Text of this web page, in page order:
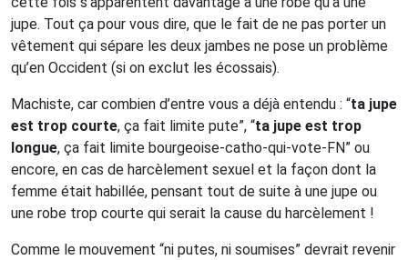
jupe. Tout ça pour vous dire, que le fait de ne pas porter un
vêtement qui sépare les deux jambes ne pose un problème
qu’en Occident (si on exclut les écossais).
Machiste, car combien d’entre vous a déjà entendu : “ta jupe
est trop courte, ça fait limite pute”, “ta jupe est trop
longue, ça fait limite bourgeoise-catho-qui-vote-FN” ou
encore, en cas de harcèlement sexuel et la façon dont la
femme était habillée, pensant tout de suite à une jupe ou
une robe trop courte qui serait la cause du harcèlement !
Comme le mouvement “ni putes, ni soumises” devrait revenir